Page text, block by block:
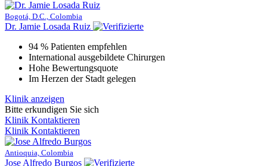
Bogotá, D.C., Colombia
Dr. Jamie Losada Ruiz
94 % Patienten empfehlen
International ausgebildete Chirurgen
Hohe Bewertungsquote
Im Herzen der Stadt gelegen
Klinik anzeigen
Bitte erkundigen Sie sich
Klinik Kontaktieren
Klinik Kontaktieren
Antioquia, Colombia
Jose Alfredo Burgos